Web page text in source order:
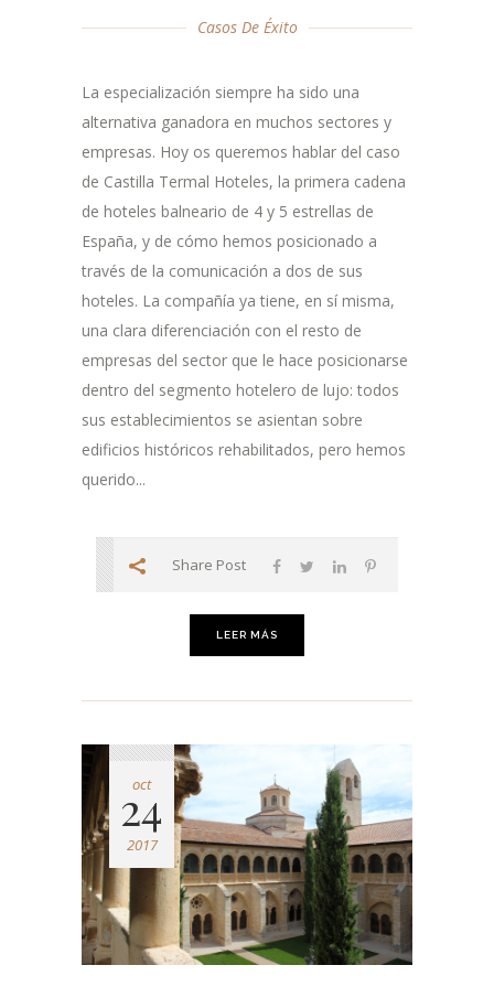
Casos De Éxito
La especialización siempre ha sido una
alternativa ganadora en muchos sectores y
empresas. Hoy os queremos hablar del caso
de Castilla Termal Hoteles, la primera cadena
de hoteles balneario de 4 y 5 estrellas de
España, y de cómo hemos posicionado a
través de la comunicación a dos de sus
hoteles. La compañía ya tiene, en sí misma,
una clara diferenciación con el resto de
empresas del sector que le hace posicionarse
dentro del segmento hotelero de lujo: todos
sus establecimientos se asientan sobre
edificios históricos rehabilitados, pero hemos
querido...
Share Post
LEER MÁS
oct
24
2017